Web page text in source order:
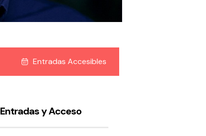
Entradas Accesibles
Entradas y Acceso